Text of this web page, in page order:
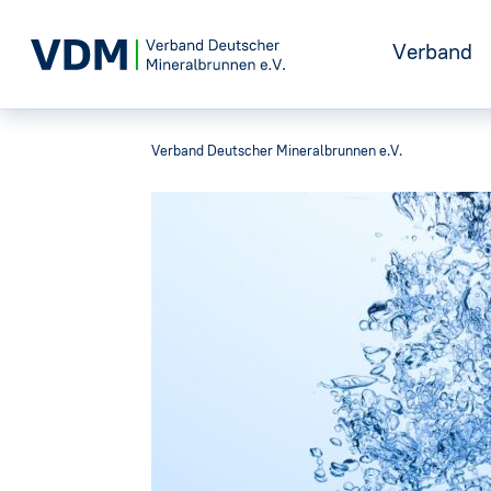
Verband
Vorstand
Gremien
Verband Deutscher Mineralbrunnen e.V.